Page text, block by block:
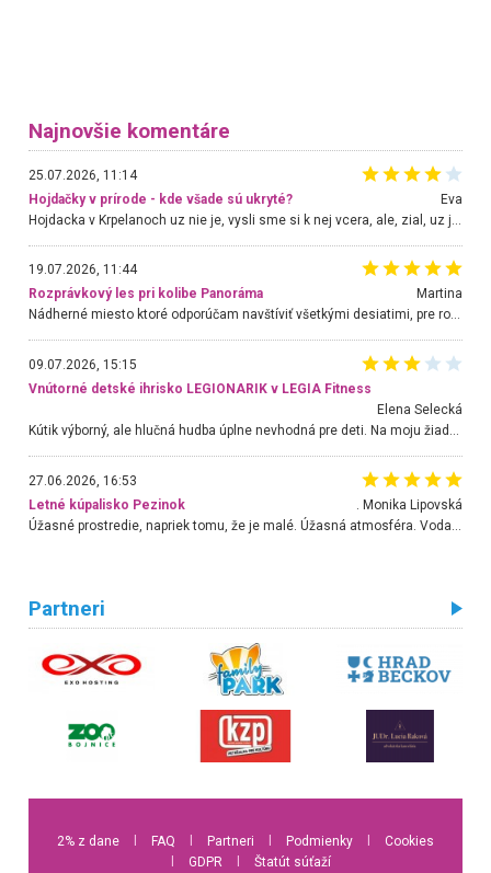
Najnovšie komentáre
25.07.2026, 11:14
Hojdačky v prírode - kde všade sú ukryté?
Eva
19.07.2026, 11:44
Rozprávkový les pri kolibe Panoráma
Martina
Nádherné miesto ktoré odporúčam navštíviť všetkými desiatimi, pre rodiny s deťmi, dôchodcom... Proste a jednoducho ozaj rozprávkový les.. určite ešte prídeme. Odniesli sme si na pamiatku krásne tričká,
09.07.2026, 15:15
Vnútorné detské ihrisko LEGIONARIK v LEGIA Fitness
Elena Selecká
Kútik výborný, ale hlučná hudba úplne nevhodná pre deti. Na moju žiadosť o aspoň sušenie nereagovali.
27.06.2026, 16:53
Letné kúpalisko Pezinok
. Monika Lipovská
Partneri
2% z dane FAQ Partneri Podmienky
Cookies
GDPR Štatút súťaží